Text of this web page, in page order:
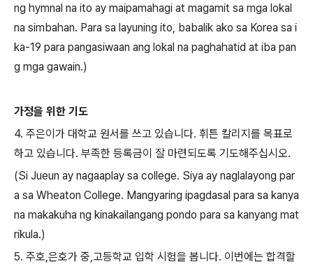
ng hymnal na ito ay maipamahagi at magamit sa mga lokal
na simbahan. Para sa layuning ito, babalik ako sa Korea sa i
ka-19 para pangasiwaan ang lokal na paghahatid at iba pan
g mga gawain.)
가정을 위한 기도
4. 주은이가 대학교 원서를 쓰고 있습니다. 휘튼 칼리지를 목표로
하고 있습니다. 부족한 등록금이 잘 마련되도록 기도해주십시오.
(Si Jueun ay nagaaplay sa college. Siya ay naglalayong par
a sa Wheaton College. Mangyaring ipagdasal para sa kanya
na makakuha ng kinakailangang pondo para sa kanyang mat
rikula.)
5. 주호 은호가 중 고등학교 입학 시험을 봅니다. 이번에는 합격할